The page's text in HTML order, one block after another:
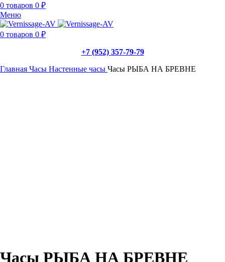
0 товаров 0 ₽
Меню
0 товаров 0 ₽
+7 (952) 357-79-79
Главная Часы Настенные часы Часы РЫБА НА БРЕВНЕ
Часы РЫБА НА БРЕВНЕ